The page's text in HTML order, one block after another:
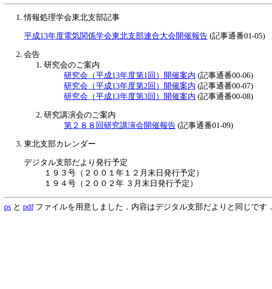
情報処理学会東北支部記事
平成13年度電気関係学会東北支部連合大会開催報告 (記事通番01-05)
会告
研究会のご案内
研究会（平成13年度第1回）開催案内 (記事通番00-06)
研究会（平成13年度第2回）開催案内 (記事通番00-07)
研究会（平成13年度第3回）開催案内 (記事通番00-08)
研究講演会のご案内
第２８８回研究講演会開催報告 (記事通番01-09)
東北支部カレンダー
デジタル支部だより発行予定
１９３号（２００１年１２月末日発行予定）
１９４号（２００２年 ３月末日発行予定）
ps と pdfファイルを用意しました．内容はデジタル支部だよりと同じです．